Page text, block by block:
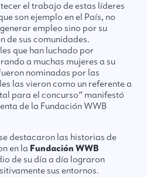
el trabajo de estas líderes
son ejemplo en el País, no
empleo sino por su
de sus comunidades.
que han luchado por
a muchas mujeres a su
nominadas por las
las vieron como un referente a
para el concurso” manifestó
de la Fundación WWB
destacaron las historias de
en la Fundación WWB
de su día a día lograron
sus entornos.